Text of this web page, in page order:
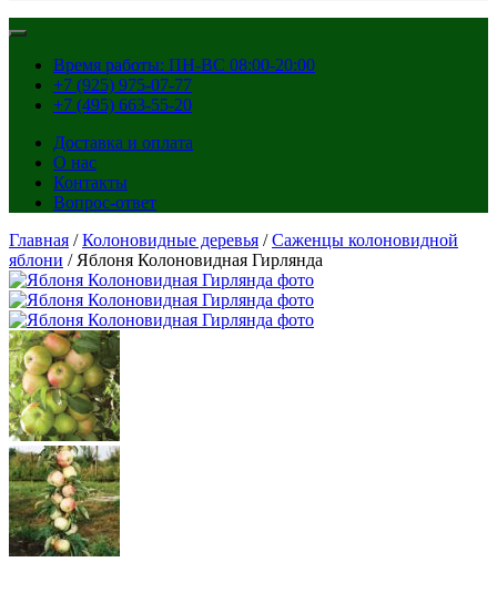
Время работы: ПН-ВС 08:00-20:00
+7 (925) 975-07-77
+7 (495) 663-55-20
Доставка и оплата
О нас
Контакты
Вопрос-ответ
Главная /Колоновидные деревья /Саженцы колоновидной
яблони / Яблоня Колоновидная Гирлянда